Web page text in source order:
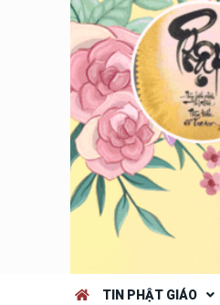
TIN PHẬT GIÁO